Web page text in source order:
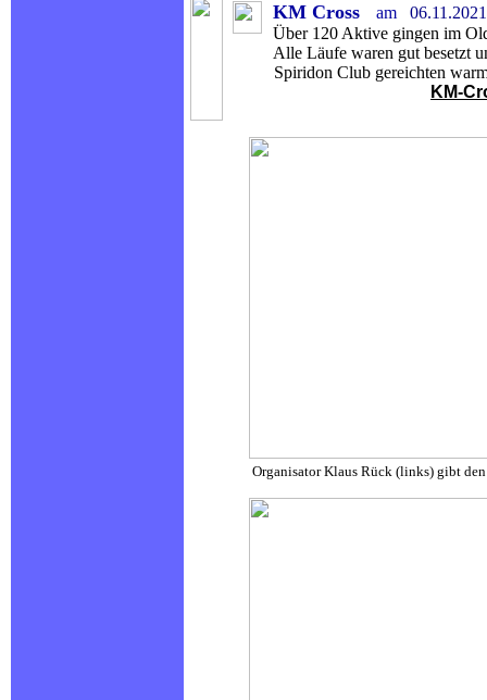
KM Cross am 06.11
Über 120 Aktive gingen im
Alle Läufe waren gut besetzt und
Spiridon Club gereichten
KM-
Organisator Klaus Rück (links) gibt den